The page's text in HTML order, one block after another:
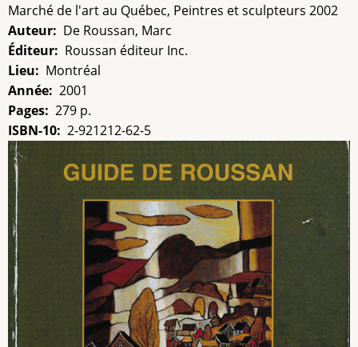
Marché de l'art au Québec, Peintres et sculpteurs 2002
Auteur
De Roussan, Marc
Éditeur
Roussan éditeur Inc.
Lieu
Montréal
Année 2001
Pages 279 p.
ISBN-10 2-921212-62-5